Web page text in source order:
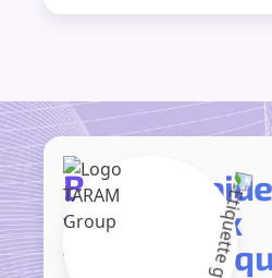
Besoin
votre choix